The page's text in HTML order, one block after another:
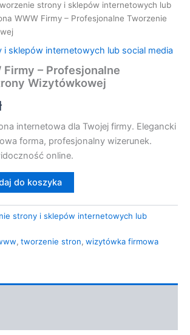
strony i sklepów internetowych lub
WWW Firmy – Profesjonalne Tworzenie
i sklepów internetowych lub social media
Firmy – Profesjonalne
Wizytówkowej
internetowa dla Twojej firmy. Elegancki
forma, profesjonalny wizerunek.
online.
do koszyka
strony i sklepów internetowych lub
, tworzenie stron, wizytówka firmowa